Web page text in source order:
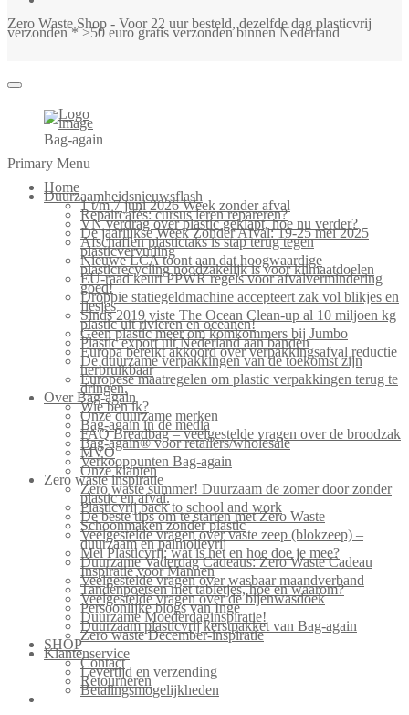
Zero Waste Shop - Voor 22 uur besteld, dezelfde dag plasticvrij
verzonden * >50 euro gratis verzonden binnen Nederland
Bag-again
Primary Menu
Home
Duurzaamheidsnieuwsflash
1 t/m 7 juni 2026 Week zonder afval
Repaircafés: cursus leren repareren?
VN verdrag over plastic geklapt, hoe nu verder?
De jaarlijkse Week Zonder Afval: 19-25 mei 2025
Afschaffen plastictaks is stap terug tegen
plasticvervuiling
Nieuwe LCA toont aan dat hoogwaardige
plasticrecycling noodzakelijk is voor klimaatdoelen
EU-raad keurt PPWR regels voor afvalvermindering
goed!
Droppie statiegeldmachine accepteert zak vol blikjes en
flesjes
Sinds 2019 viste The Ocean Clean-up al 10 miljoen kg
plastic uit rivieren en oceanen!
Geen plastic meer om komkommers bij Jumbo
Plastic export uit Nederland aan banden
Europa bereikt akkoord over verpakkingsafval reductie
De duurzame verpakkingen van de toekomst zijn
herbruikbaar
Europese maatregelen om plastic verpakkingen terug te
dringen.
Over Bag-again
Wie ben ik?
Onze duurzame merken
Bag-again in de media
FAQ Breadbag – veelgestelde vragen over de broodzak
Bag-again® voor retailers/wholesale
MVO
Verkooppunten Bag-again
Onze klanten
Zero waste inspiratie
Zero waste summer! Duurzaam de zomer door zonder
plastic en afval.
Plasticvrij back to school and work
De beste tips om te starten met Zero Waste
Schoonmaken zonder plastic
Veelgestelde vragen over vaste zeep (blokzeep) –
duurzaam en palmolievrij
Mei Plasticvrij: wat is het en hoe doe je mee?
Duurzame Vaderdag Cadeaus: Zero Waste Cadeau
Inspiratie voor Mannen
Veelgestelde vragen over wasbaar maandverband
Tandenpoetsen met tabletjes, hoe en waarom?
Veelgestelde vragen over de bijenwasdoek
Persoonlijke blogs van Inge
Duurzame Moederdaginspiratie!
Duurzaam plasticvrij kerstpakket van Bag-again
Zero waste December-inspiratie
SHOP
Klantenservice
Contact
Levertijd en verzending
Retourneren
Betalingsmogelijkheden